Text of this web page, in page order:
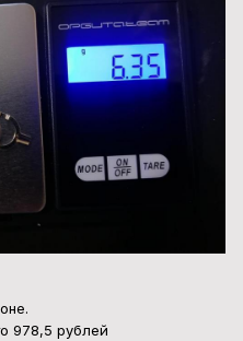
978,5 рублей